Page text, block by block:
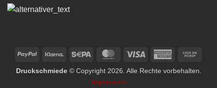
PayPal Klarna Sepa MasterCardVisa
American
Druckschmiede© Copyright 2026. Alle Rechte vorbehalten.
Impressum